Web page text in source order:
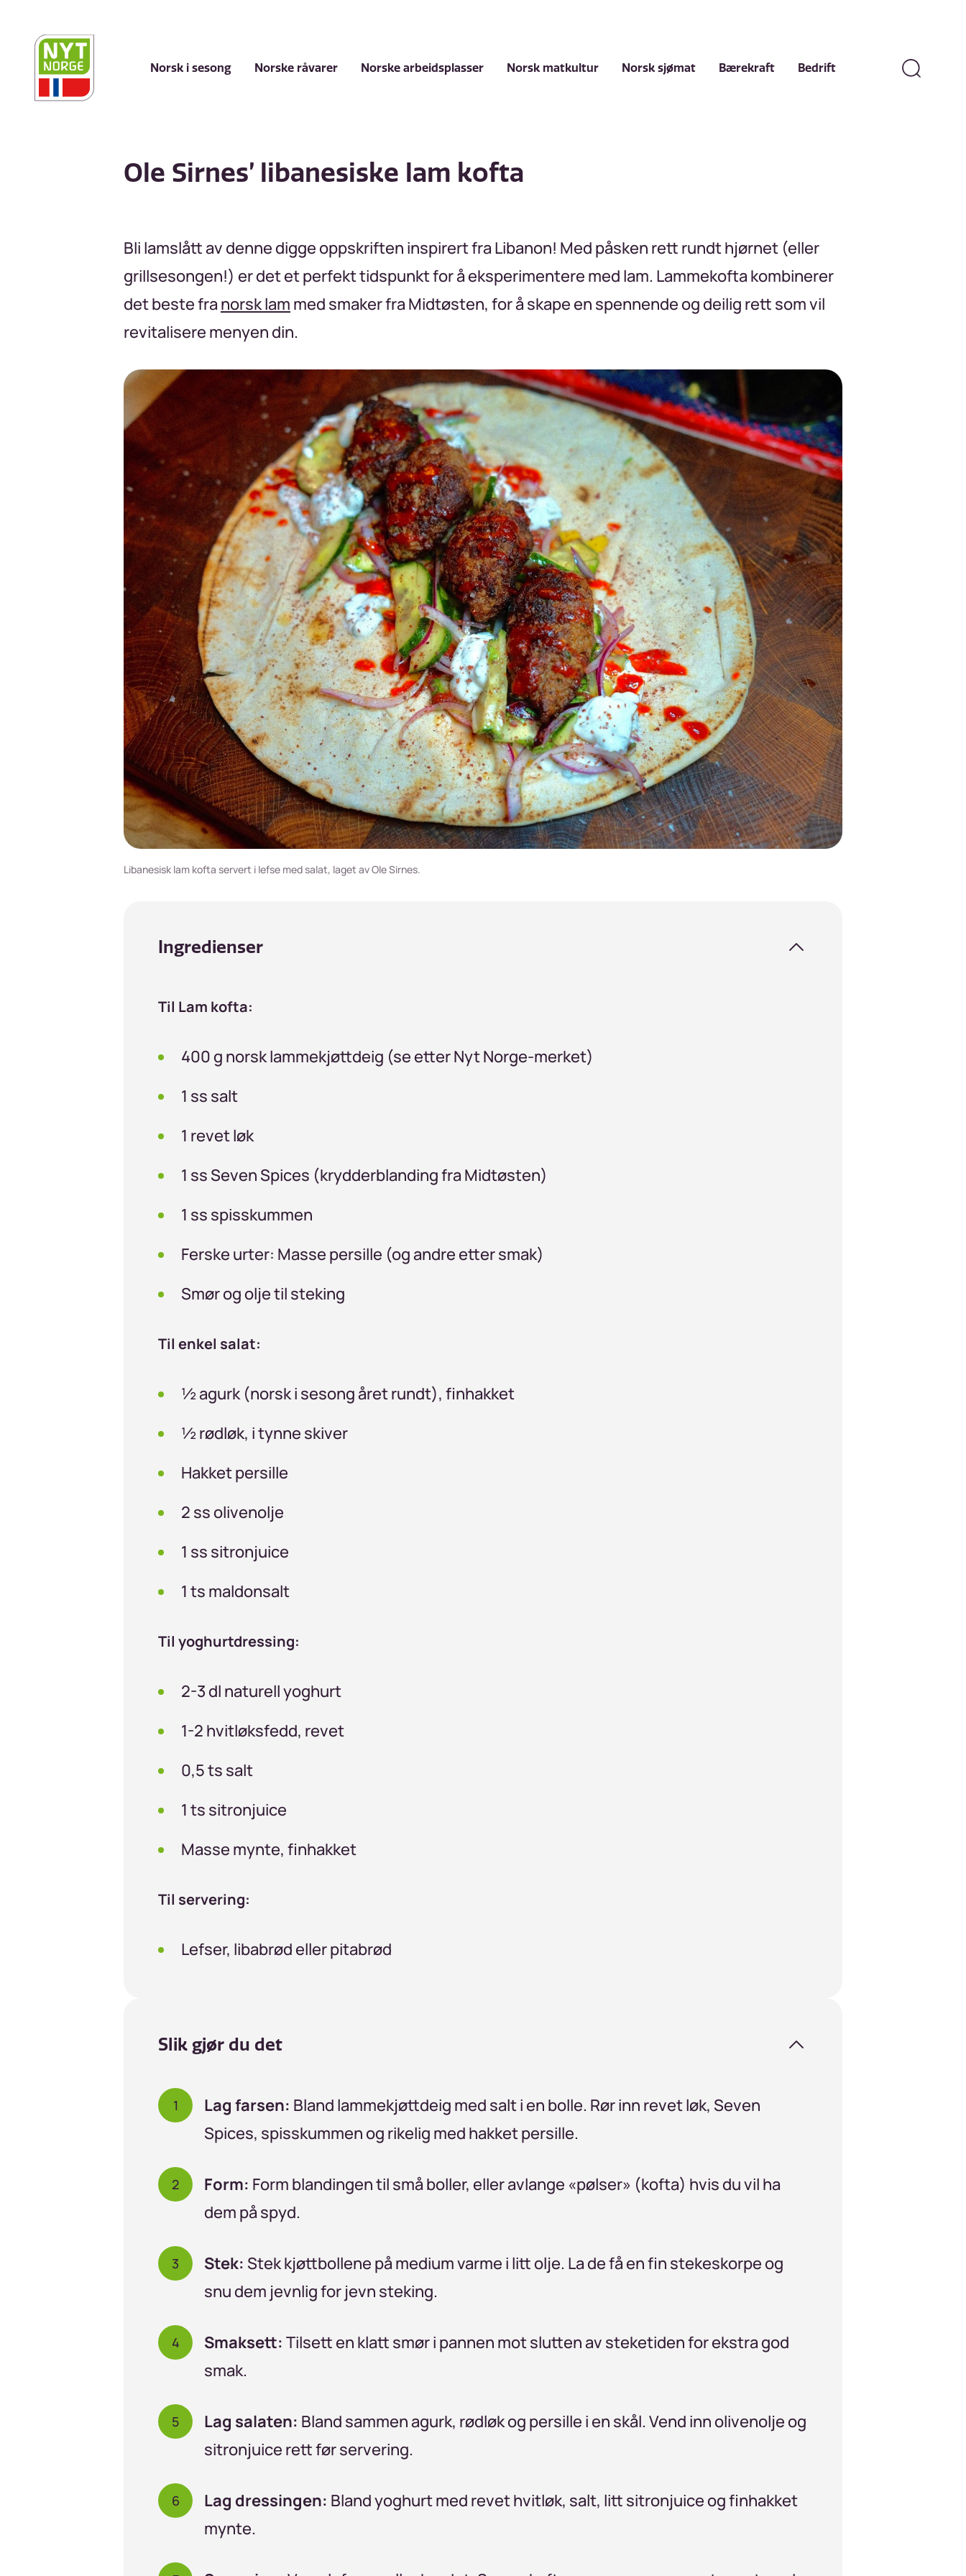
Norsk i sesong Norske råvarer Norske arbeidsplasser Norsk matkultur Norsk sjømat Bærekraft Bedrift
Ole Sirnes’ libanesiske lam kofta
Bli lamslått av denne digge oppskriften inspirert fra Libanon! Med påsken rett rundt hjørnet (eller
grillsesongen!) er det et perfekt tidspunkt for å eksperimentere med lam. Lammekofta kombinerer
det beste fra norsk lam med smaker fra Midtøsten, for å skape en spennende og deilig rett som vil
revitalisere menyen din.
Libanesisk lam kofta servert i lefse med salat, laget av Ole Sirnes.
Ingredienser
Til Lam kofta:
400 g norsk lammekjøttdeig (se etter Nyt Norge-merket)
1 ss salt
1 revet løk
1 ss Seven Spices (krydderblanding fra Midtøsten)
1 ss spisskummen
Ferske urter: Masse persille (og andre etter smak)
Smør og olje til steking
Til enkel salat:
½ agurk (norsk i sesong året rundt), finhakket
½ rødløk, i tynne skiver
Hakket persille
2 ss olivenolje
1 ss sitronjuice
1 ts maldonsalt
Til yoghurtdressing:
2-3 dl naturell yoghurt
1-2 hvitløksfedd, revet
0,5 ts salt
1 ts sitronjuice
Masse mynte, finhakket
Til servering:
Lefser, libabrød eller pitabrød
Slik gjør du det
Lag farsen: Bland lammekjøttdeig med salt i en bolle. Rør inn revet løk, Seven
Spices, spisskummen og rikelig med hakket persille.
Form: Form blandingen til små boller, eller avlange «pølser» (kofta) hvis du vil ha
dem på spyd.
Stek: Stek kjøttbollene på medium varme i litt olje. La de få en fin stekeskorpe og
snu dem jevnlig for jevn steking.
Smaksett: Tilsett en klatt smør i pannen mot slutten av steketiden for ekstra god
smak.
Lag salaten: Bland sammen agurk, rødløk og persille i en skål. Vend inn olivenolje og
sitronjuice rett før servering.
Lag dressingen: Bland yoghurt med revet hvitløk, salt, litt sitronjuice og finhakket
mynte.